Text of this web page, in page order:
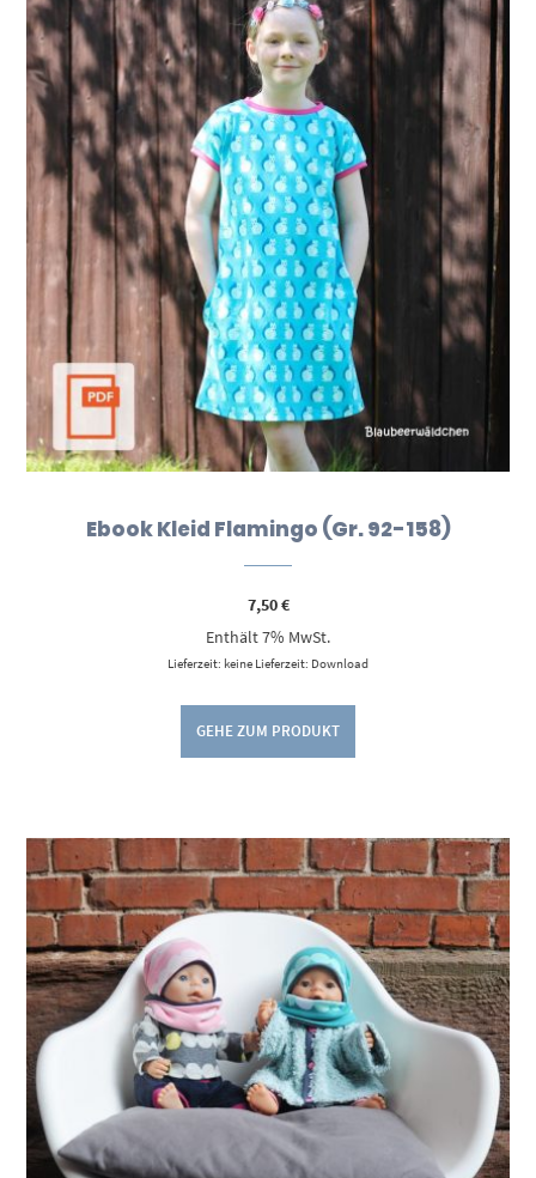
Ebook Kleid Flamingo (Gr. 92-158)
7,50€
Enthält 7% MwSt.
Lieferzeit: keine Lieferzeit: Download
GEHE ZUM PRODUKT